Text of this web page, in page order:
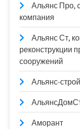
Альянс Про,
компания
Альянс Ст,
реконструкции
сооружений
Альянс-
Аморант